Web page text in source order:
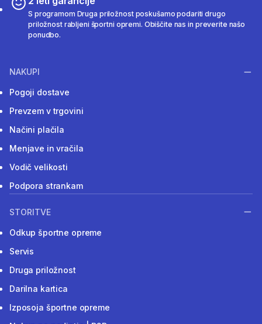
S programom Druga priložnost poskušamo podariti drugo
priložnost rabljeni športni opremi. Obiščite nas in preverite našo
ponudbo.
NAKUPI
Pogoji dostave
Prevzem v trgovini
Načini plačila
Menjave in vračila
Vodič velikosti
Podpora strankam
STORITVE
Odkup športne opreme
Servis
Druga priložnost
Darilna kartica
Izposoja športne opreme